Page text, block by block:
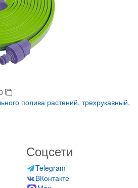
полива растений, трехрукавный,
Соцсети
Telegram
ВКонтакте